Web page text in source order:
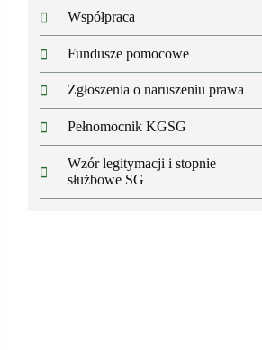
Współpraca
Fundusze pomocowe
Zgłoszenia o naruszeniu prawa
Pełnomocnik KGSG
Wzór legitymacji i stopnie
służbowe SG